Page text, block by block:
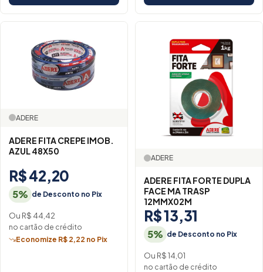
ADERE
ADERE FITA CREPE IMOB.
AZUL 48X50
R$ 42,20
5% de Desconto no Pix
Ou R$ 44,42
no cartão de crédito
Economize R$ 2,22 no Pix
ADERE
ADERE FITA FORTE DUPLA
FACE MA TRASP
12MMX02M
R$ 13,31
5% de Desconto no Pix
Ou R$ 14,01
no cartão de crédito